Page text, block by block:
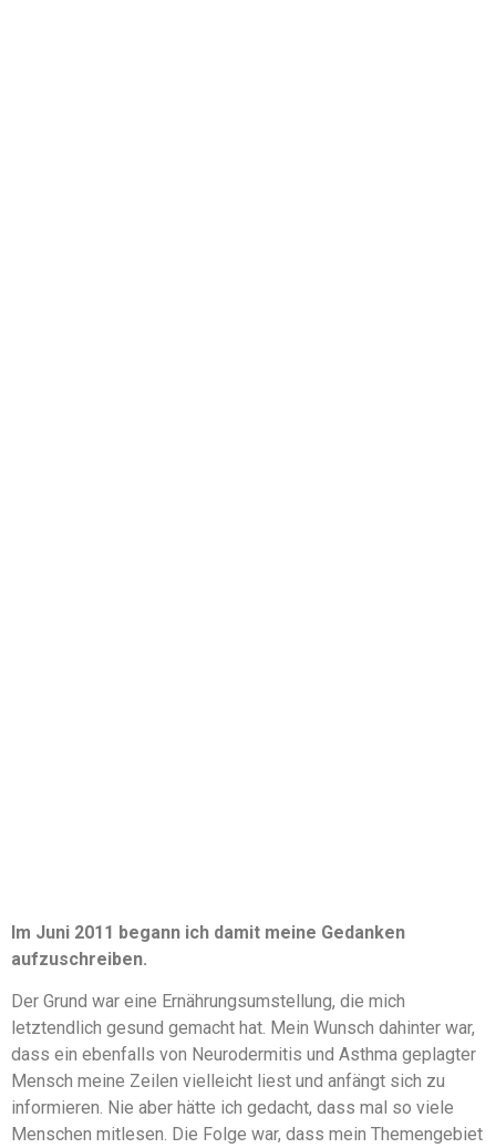
Im Juni 2011 begann ich damit meine Gedanken
aufzuschreiben.
Der Grund war eine Ernährungsumstellung, die mich
letztendlich gesund gemacht hat. Mein Wunsch dahinter war,
dass ein ebenfalls von Neurodermitis und Asthma geplagter
Mensch meine Zeilen vielleicht liest und anfängt sich zu
informieren. Nie aber hätte ich gedacht, dass mal so viele
Menschen mitlesen. Die Folge war, dass mein Themengebiet